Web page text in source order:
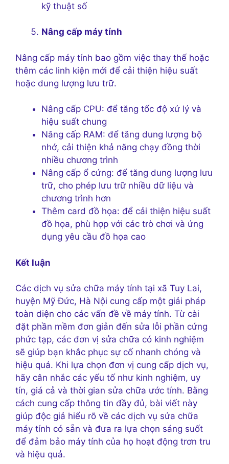
kỹ thuật số
Nâng cấp máy tính
Nâng cấp máy tính bao gồm việc thay thế hoặc
thêm các linh kiện mới để cải thiện hiệu suất
hoặc dung lượng lưu trữ.
Nâng cấp CPU: để tăng tốc độ xử lý và
hiệu suất chung
Nâng cấp RAM: để tăng dung lượng bộ
nhớ, cải thiện khả năng chạy đồng thời
nhiều chương trình
Nâng cấp ổ cứng: để tăng dung lượng lưu
trữ, cho phép lưu trữ nhiều dữ liệu và
chương trình hơn
Thêm card đồ họa: để cải thiện hiệu suất
đồ họa, phù hợp với các trò chơi và ứng
dụng yêu cầu đồ họa cao
Kết luận
Các dịch vụ sửa chữa máy tính tại xã Tuy Lai,
huyện Mỹ Đức, Hà Nội cung cấp một giải pháp
toàn diện cho các vấn đề về máy tính. Từ cài
đặt phần mềm đơn giản đến sửa lỗi phần cứng
phức tạp, các đơn vị sửa chữa có kinh nghiệm
sẽ giúp bạn khắc phục sự cố nhanh chóng và
hiệu quả. Khi lựa chọn đơn vị cung cấp dịch vụ,
hãy cân nhắc các yếu tố như kinh nghiệm, uy
tín, giá cả và thời gian sửa chữa ước tính. Bằng
cách cung cấp thông tin đầy đủ, bài viết này
giúp độc giả hiểu rõ về các dịch vụ sửa chữa
máy tính có sẵn và đưa ra lựa chọn sáng suốt
để đảm bảo máy tính của họ hoạt động trơn tru
và hiệu quả.